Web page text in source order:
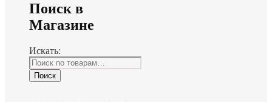
Поиск в
Магазине
Искать:
Поиск